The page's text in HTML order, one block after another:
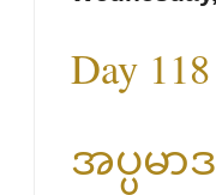
Day
အပ္ပမာ